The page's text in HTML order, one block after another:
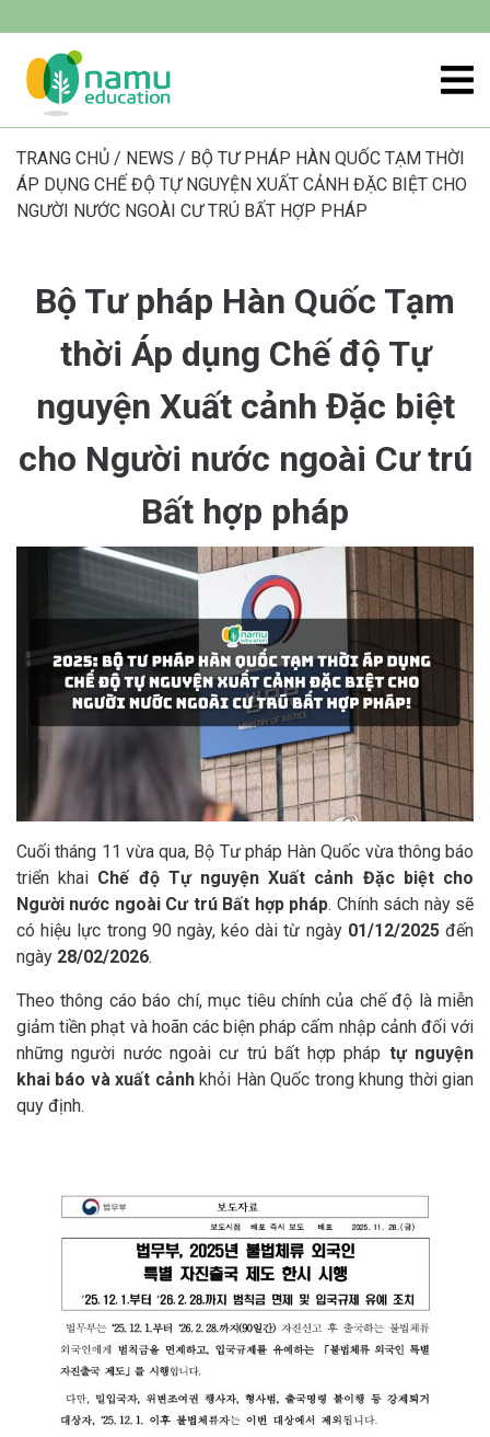
TRANG CHỦ / NEWS / BỘ TƯ PHÁP HÀN QUỐC TẠM THỜI
ÁP DỤNG CHẾ ĐỘ TỰ NGUYỆN XUẤT CẢNH ĐẶC BIỆT CHO
NGƯỜI NƯỚC NGOÀI CƯ TRÚ BẤT HỢP PHÁP
Bộ Tư pháp Hàn Quốc Tạm
thời Áp dụng Chế độ Tự
nguyện Xuất cảnh Đặc biệt
cho Người nước ngoài Cư trú
Bất hợp pháp
Cuối tháng 11 vừa qua, Bộ Tư pháp Hàn Quốc vừa thông báo
triển khai Chế độ Tự nguyện Xuất cảnh Đặc biệt cho
Người nước ngoài Cư trú Bất hợp pháp. Chính sách này sẽ
có hiệu lực trong 90 ngày, kéo dài từ ngày 01/12/2025đến
ngày 28/02/2026.
Theo thông cáo báo chí, mục tiêu chính của chế độ là miễn
giảm tiền phạt và hoãn các biện pháp cấm nhập cảnh đối với
những người nước ngoài cư trú bất hợp pháp tự nguyện
khai báo và xuất cảnhkhỏi Hàn Quốc trong khung thời gian
quy định.